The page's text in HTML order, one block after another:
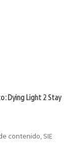
Dying Light 2 Stay
contenido, SIE